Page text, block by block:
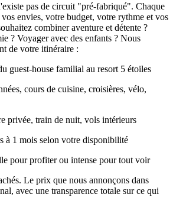
pas de circuit "pré-fabriqué". Chaque
envies, votre budget, votre rythme et vos
combiner aventure et détente ?
? Voyager avec des enfants ? Nous
de votre itinéraire :
guest-house familial au resort 5 étoiles
cours de cuisine, croisières, vélo,
privée, train de nuit, vols intérieurs
à 1 mois selon votre disponibilité
pour profiter ou intense pour tout voir
Le prix que nous annonçons dans
avec une transparence totale sur ce qui